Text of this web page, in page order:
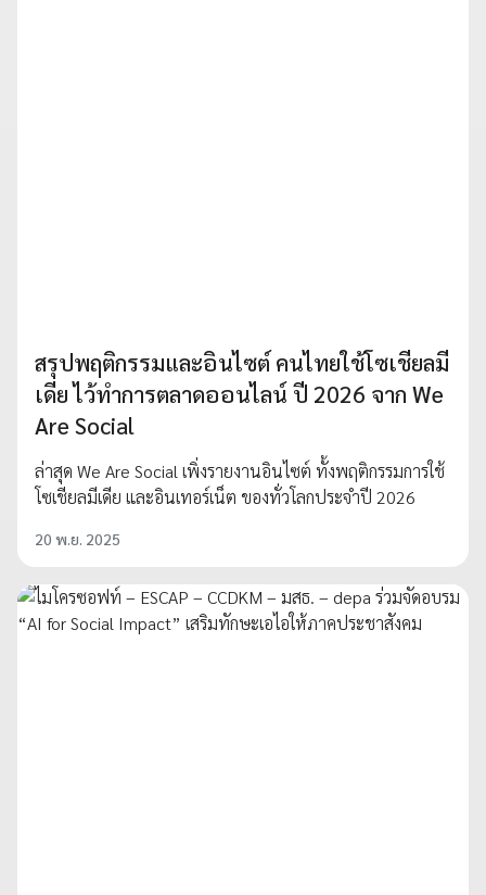
สรุปพฤติกรรมและอินไซต์ คนไทยใช้โซเชียลมี
เดีย ไว้ทำการตลาดออนไลน์ ปี 2026 จาก We
Are Social
ล่าสุด We Are Social เพิ่งรายงานอินไซต์ ทั้งพฤติกรรมการใช้
โซเชียลมีเดีย และอินเทอร์เน็ต ของทั่วโลกประจำปี 2026
20 พ.ย. 2025